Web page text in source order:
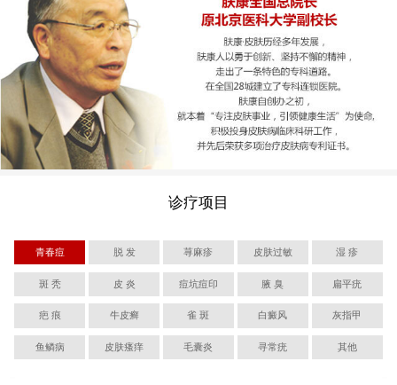
诊疗项目
青春痘 脱 发 荨麻疹 皮肤过敏 湿 疹
斑 秃 皮 炎 痘坑痘印 腋 臭 扁平疣
疤 痕 牛皮癣 雀 斑 白癜风 灰指甲
鱼鳞病 皮肤瘙痒 毛囊炎 寻常疣 其他